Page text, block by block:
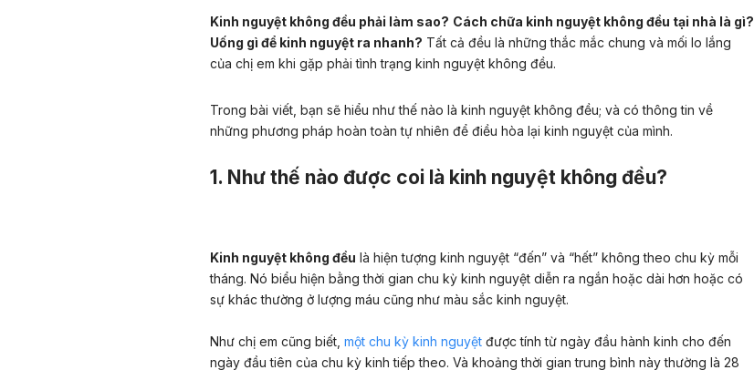
Kinh nguyệt không đều phải làm sao? Cách chữa kinh nguyệt không đều tại nhà là gì?
Uống gì để kinh nguyệt ra nhanh? Tất cả đều là những thắc mắc chung và mối lo lắng
của chị em khi gặp phải tình trạng kinh nguyệt không đều.
Trong bài viết, bạn sẽ hiểu như thế nào là kinh nguyệt không đều; và có thông tin về
những phương pháp hoàn toàn tự nhiên để điều hòa lại kinh nguyệt của mình.
1. Như thế nào được coi là kinh nguyệt không đều?
Kinh nguyệt không đều là hiện tượng kinh nguyệt “đến” và “hết” không theo chu kỳ mỗi
tháng. Nó biểu hiện bằng thời gian chu kỳ kinh nguyệt diễn ra ngắn hoặc dài hơn hoặc có
sự khác thường ở lượng máu cũng như màu sắc kinh nguyệt.
Như chị em cũng biết, một chu kỳ kinh nguyệt được tính từ ngày đầu hành kinh cho đến
ngày đầu tiên của chu kỳ kinh tiếp theo. Và khoảng thời gian trung bình này thường là 28